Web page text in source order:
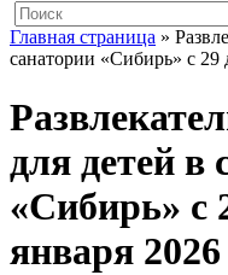
Главная страница »
санатории «Сибирь» с 29
для детей в
«Сибирь» с
января 2026